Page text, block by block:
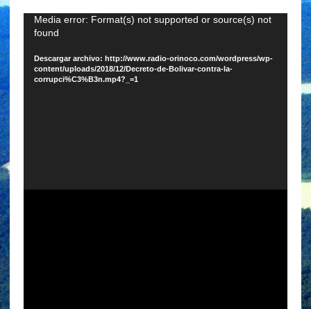
Reproductor
de
video
Media error: Format(s) not supported or source(s) not
found
Descargar archivo: http://www.radio-orinoco.com/wordpress/wp-
content/uploads/2018/12/Decreto-de-Bolivar-contra-la-
corrupci%C3%B3n.mp4?_=1